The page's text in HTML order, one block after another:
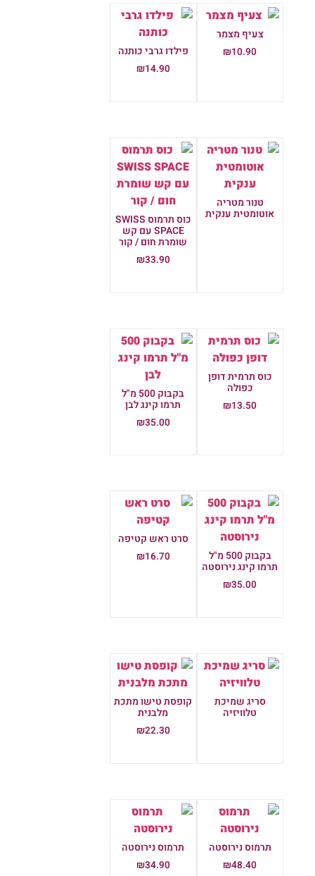
צעיף מצמר
₪10.90 פילדו גרבי כותנה
₪14.90
טנור מטריה
אוטומטית ענקית
כוס תרמוס SWISS
SPACE עם קש
שומרת חום / קור
₪33.90
כוס תרמית דופן
כפולה
₪13.50
בקבוק 500 מ"ל
תרמו קינג לבן
₪35.00
בקבוק 500 מ"ל
תרמו קינג נירוסטה
₪35.00
סרט ראש קטיפה
₪16.70
סריג שמיכת
טלוויזיה
קופסת טישו מתכת
מלבנית
₪22.30
תרמוס נירוסטה
₪48.40
תרמוס נירוסטה
₪34.90